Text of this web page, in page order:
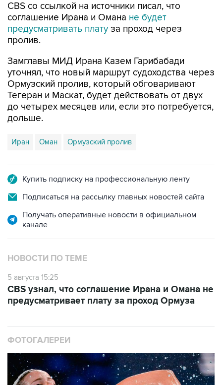
CBS со ссылкой на источники писал, что
соглашение Ирана и Омана не будет
предусматривать плату за проход через
пролив.
Замглавы МИД Ирана Казем Гарибабади
уточнял, что новый маршрут судоходства через
Ормузский пролив, который обговаривают
Тегеран и Маскат, будет действовать от двух
до четырех месяцев или, если это потребуется,
дольше.
Иран Оман Ормузский пролив
Купить подписку на профессиональную ленту
Подписаться на рассылку главных новостей сайта
Получать оперативные новости в официальном
канале
НОВОСТИ ПО ТЕМЕ
5 августа 15:25
CBS узнал, что соглашение Ирана и Омана не
предусматривает плату за проход Ормуза
ФОТОГАЛЕРЕИ